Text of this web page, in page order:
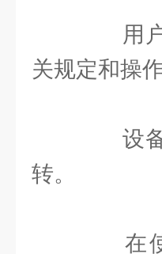
用户
关规定和操
设备
转。
在使